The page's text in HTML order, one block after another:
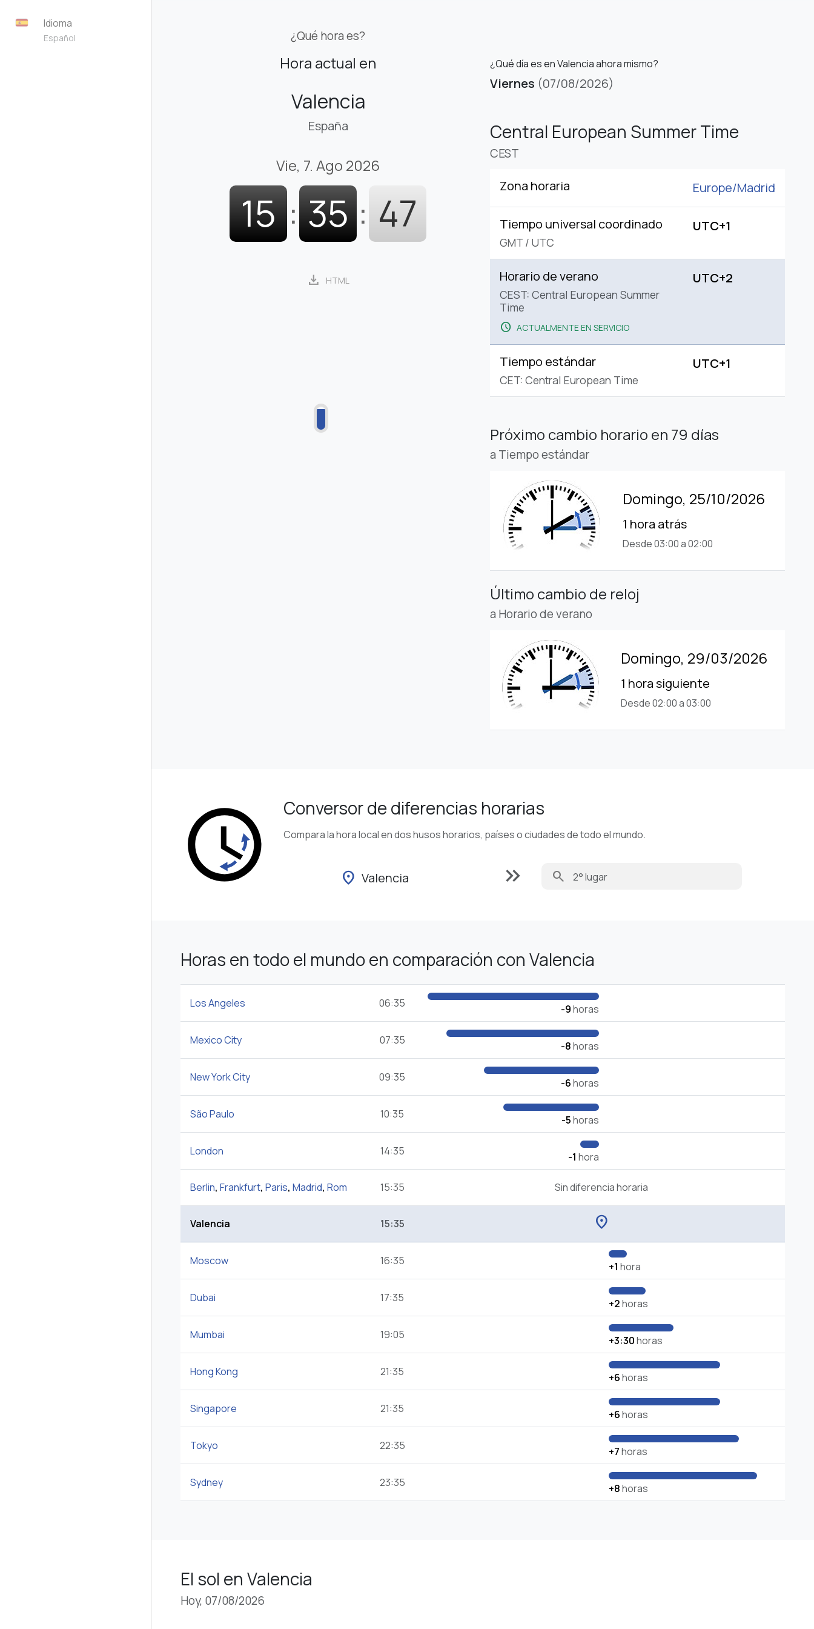
Idioma
Español ¿Qué hora es?
Hora actual en
Valencia
España
Vie, 7. Ago 2026
15 : 35 : 48
download HTML
¿Qué día es en Valencia ahora mismo?
Viernes (07/08/2026)
Central European Summer Time
CEST
Zona horaria Europe/Madrid
Tiempo universal coordinado
GMT / UTC
UTC+1
Horario de verano
CEST: Central European Summer
Time
schedule ACTUALMENTE EN SERVICIO
UTC+2
Tiempo estándar
CET: Central European Time
UTC+1
Próximo cambio horario en 79 días
a Tiempo estándar
Domingo, 25/10/2026
1 hora atrás
Desde 03:00 a 02:00
Último cambio de reloj
a Horario de verano
Domingo, 29/03/2026
1 hora siguiente
Desde 02:00 a 03:00
Conversor de diferencias horarias
Compara la hora local en dos husos horarios, países o ciudades de todo el mundo.
location_on Valencia keyboard_double_arrow_right search
Horas en todo el mundo en comparación con Valencia
Los Angeles 06:35 -9horas
Mexico City 07:35 -8horas
New York City 09:35 -6horas
São Paulo 10:35 -5horas
London 14:35 -1 hora
Berlin, Frankfurt, Paris, Madrid, Rom 15:35 Sin diferencia horaria
Valencia 15:35 location_on
Moscow 16:35 +1 hora
Dubai 17:35 +2horas
Mumbai 19:05 +3:30horas
Hong Kong 21:35 +6horas
Singapore 21:35 +6horas
Tokyo 22:35 +7horas
Sydney 23:35 +8horas
El sol en Valencia
Hoy, 07/08/2026